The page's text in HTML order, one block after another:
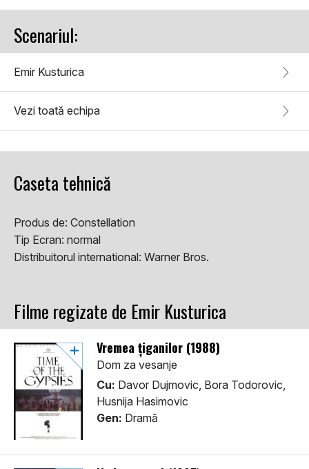
Scenariul:
Emir Kusturica
Vezi toată echipa
Caseta tehnică
Produs de: Constellation
Tip Ecran: normal
Distribuitorul international: Warner Bros.
Filme regizate de Emir Kusturica
Vremea țiganilor (1988)
Dom za vesanje
Cu: Davor Dujmovic, Bora Todorovic,
Husnija Hasimovic
Gen: Dramă